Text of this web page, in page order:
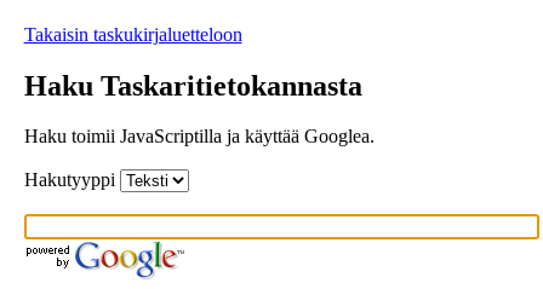
Takaisin taskukirjaluetteloon
Haku Taskaritietokannasta
Haku toimii JavaScriptilla ja käyttää Googlea.
Hakutyyppi